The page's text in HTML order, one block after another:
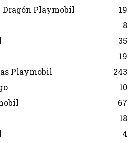
Dragón Playmobil
19
8
35
19
Playmobil
243
10
67
18
4